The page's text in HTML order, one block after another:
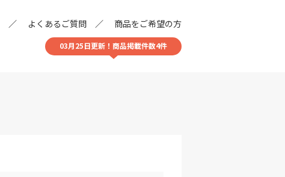
よくあるご質問 商品をご希望の方
03月25日更新！商品掲載件数4件